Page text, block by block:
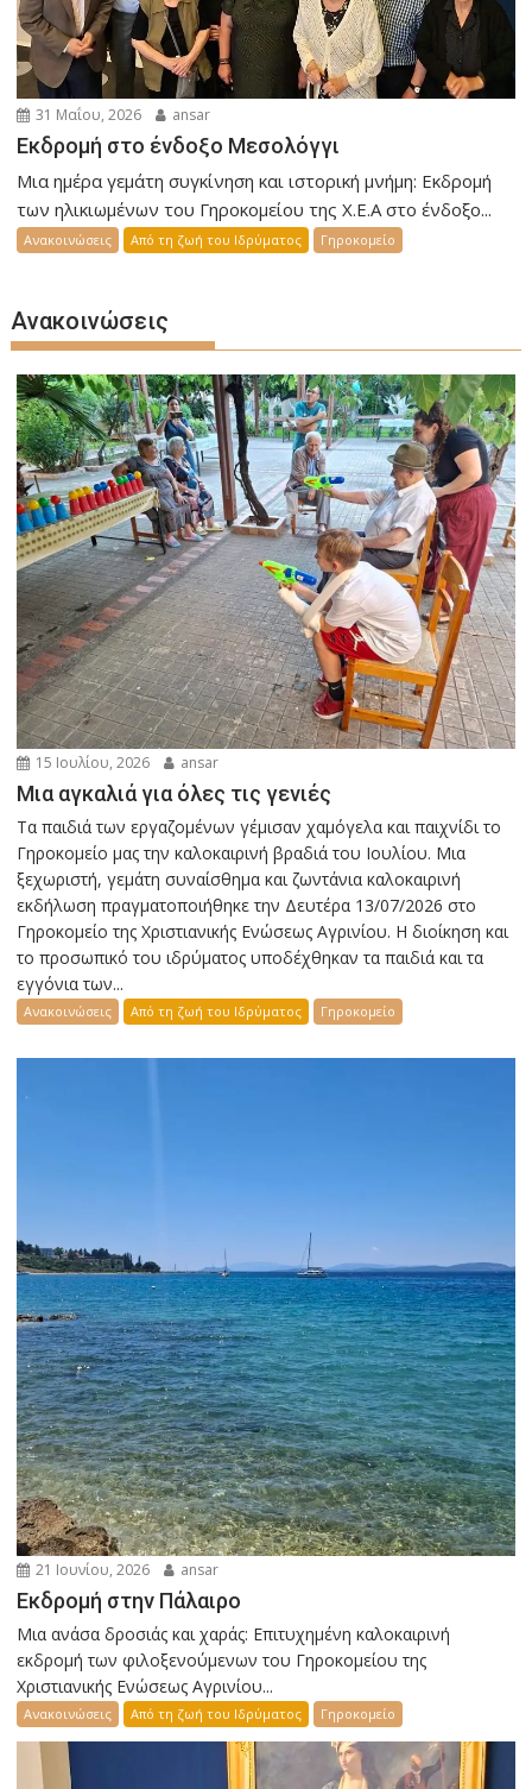
31 Μαΐου, 2026 ansar
Εκδρομή στο ένδοξο Μεσολόγγι
Μια ημέρα γεμάτη συγκίνηση και ιστορική μνήμη: Εκδρομή
των ηλικιωμένων του Γηροκομείου της Χ.Ε.Α στο ένδοξο...
Ανακοινώσεις Από τη ζωή του Ιδρύματος Γηροκομείο
Ανακοινώσεις
15 Ιουλίου, 2026 ansar
Μια αγκαλιά για όλες τις γενιές
Τα παιδιά των εργαζομένων γέμισαν χαμόγελα και παιχνίδι το
Γηροκομείο μας την καλοκαιρινή βραδιά του Ιουλίου. Μια
ξεχωριστή, γεμάτη συναίσθημα και ζωντάνια καλοκαιρινή
εκδήλωση πραγματοποιήθηκε την Δευτέρα 13/07/2026 στο
Γηροκομείο της Χριστιανικής Ενώσεως Αγρινίου. Η διοίκηση και
το προσωπικό του ιδρύματος υποδέχθηκαν τα παιδιά και τα
εγγόνια των...
Ανακοινώσεις Από τη ζωή του Ιδρύματος Γηροκομείο
21 Ιουνίου, 2026 ansar
Εκδρομή στην Πάλαιρο
Μια ανάσα δροσιάς και χαράς: Επιτυχημένη καλοκαιρινή
εκδρομή των φιλοξενούμενων του Γηροκομείου της
Χριστιανικής Ενώσεως Αγρινίου...
Ανακοινώσεις Από τη ζωή του Ιδρύματος Γηροκομείο